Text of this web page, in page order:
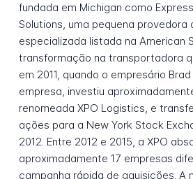
fundada em Michigan como
Solutions, uma pequena provedora
especializada listada na American
transformação na transportadora
em 2011, quando o empresário
empresa, investiu
renomeada XPO Logistics, e
ações para a New York Stock
2012. Entre 2012 e 2015, a XPO
aproximadamente 17 empresas
campanha rápida de aquisições. A